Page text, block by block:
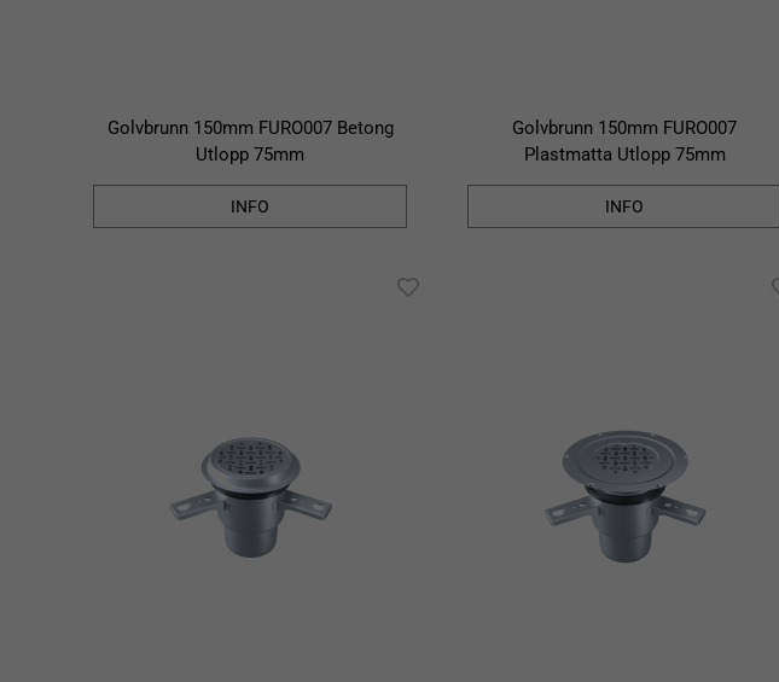
Golvbrunn 150mm FURO007 Betong
Utlopp 75mm
INFO
Golvbrunn 150mm FURO007
Plastmatta Utlopp 75mm
INFO